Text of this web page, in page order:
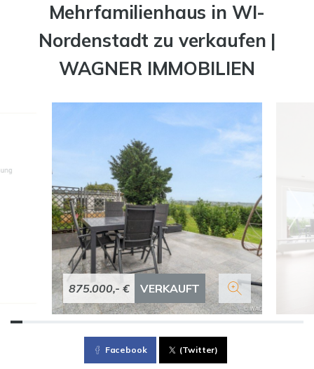
Mehrfamilienhaus in WI-
Nordenstadt zu verkaufen |
WAGNER IMMOBILIEN
875.000,- € VERKAUFT
Facebook (Twitter)